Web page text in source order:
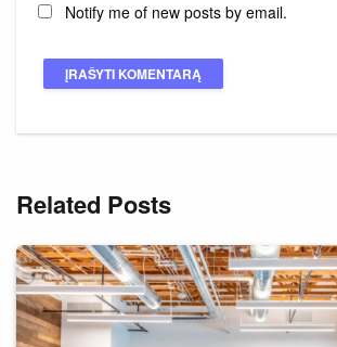
Notify me of new posts by email.
Related Posts